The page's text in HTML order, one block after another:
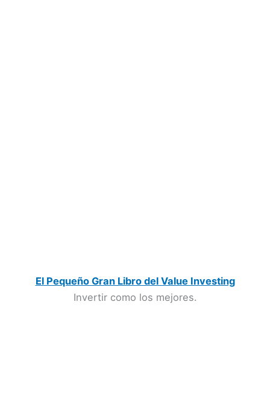
El Pequeño Gran Libro del Value Investing
Invertir como los mejores.